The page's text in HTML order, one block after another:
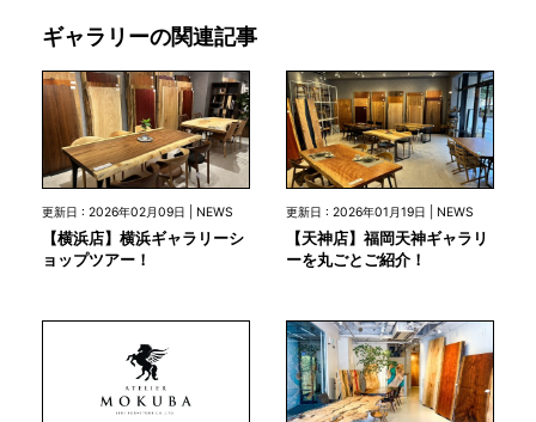
ギャラリーの関連記事
更新日 : 2026年02月09日 | NEWS
【横浜店】横浜ギャラリーシ
ョップツアー！
更新日 : 2026年01月19日 | NEWS
【天神店】福岡天神ギャラリ
ーを丸ごとご紹介！